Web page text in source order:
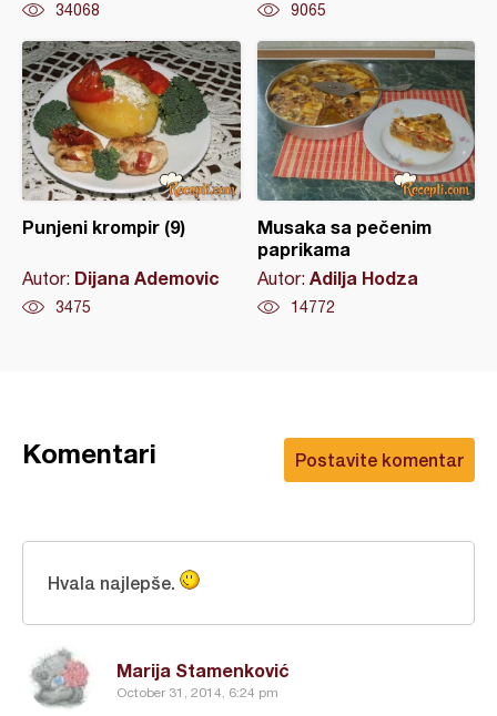
34068 9065
Punjeni krompir (9)
Autor: Dijana Ademovic
3475
Musaka sa pečenim
paprikama
Autor: Adilja Hodza
14772
Postavite komentar
Komentari
Marija Stamenković
October 31, 2014, 6:24 pm
Hvala najlepše.